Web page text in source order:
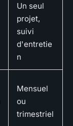
Un seul
projet,
suivi
d'entretie
n
Mensuel
ou
trimestriel